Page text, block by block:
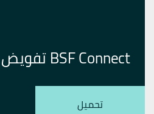
BSF Connect تفويض مستخدم
تحميل